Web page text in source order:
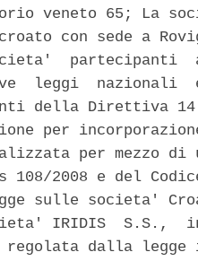
veneto 65; La
con sede a
partecipanti
leggi
della Direttiva
per
per mezzo
108/2008 e del
sulle societa'
IRIDIS  S.S.,
regolata dalla